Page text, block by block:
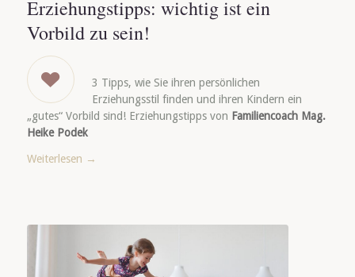
Erziehungstipps: wichtig ist ein
Vorbild zu sein!
3 Tipps, wie Sie ihren persönlichen
Erziehungsstil finden und ihren Kindern ein
„gutes“ Vorbild sind! Erziehungstipps von Familiencoach Mag.
Heike Podek
Weiterlesen →